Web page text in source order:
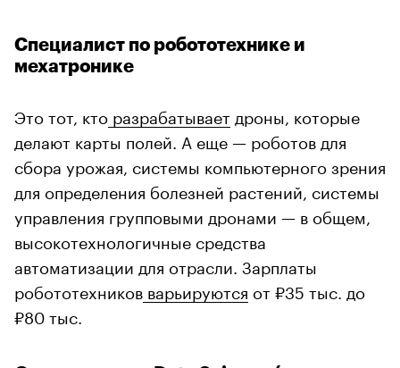
Специалист по робототехнике и
мехатронике
Это тот, кто разрабатывает дроны, которые
делают карты полей. А еще — роботов для
сбора урожая, системы компьютерного зрения
для определения болезней растений, системы
управления групповыми дронами — в общем,
высокотехнологичные средства
автоматизации для отрасли. Зарплаты
робототехников варьируются от ₽35 тыс. до
₽80 тыс.